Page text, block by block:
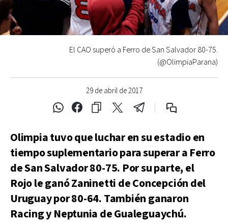
29 de abril de 2017
El CAO superó a Ferro de San Salvador 80-75.
(@OlimpiaParana)
Olimpia tuvo que luchar en su estadio en
tiempo suplementario para superar a Ferro
de San Salvador 80-75. Por su parte, el
Rojo le ganó Zaninetti de Concepción del
Uruguay por 80-64. También ganaron
Racing y Neptunia de Gualeguaychú.